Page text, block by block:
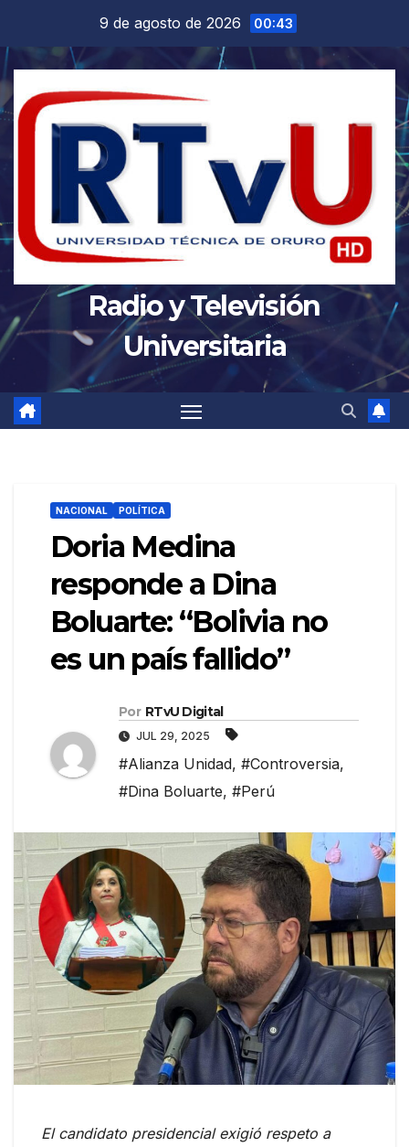
contenido
9 de agosto de 2026 00:43
Radio y Televisión
Universitaria
NACIONAL POLÍTICA
Doria Medina
responde a Dina
Boluarte: “Bolivia no
es un país fallido”
Por RTvU Digital
JUL 29, 2025
#Alianza Unidad, #Controversia,
#Dina Boluarte, #Perú
El candidato presidencial exigió respeto a